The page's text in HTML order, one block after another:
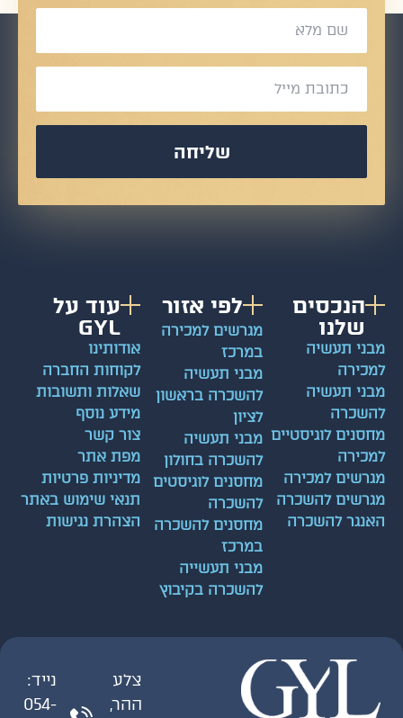
שליחה
הנכסים
שלנו
תעשיה
תעשיה
לוגיסטיים
למכירה
להשכרה
להשכרה
לפי אזור
מגרשים למכירה
במרכז
מבני תעשיה
להשכרה בראשון
מבני תעשיה
להשכרה בחולון
מחסנים לוגיסטים
להשכרה
מחסנים להשכרה
במרכז
מבני תעשייה
להשכרה בקיבוץ
עוד על
GYL
אודותינו
לקוחות החברה
שאלות ותשובות
מידע נוסף
צור קשר
מפת אתר
מדיניות פרטיות
תנאי שימוש באתר
הצהרת נגישות
ההר,
054-